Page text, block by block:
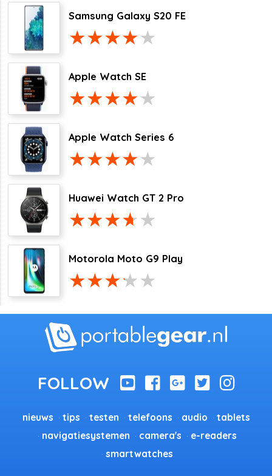
Samsung Galaxy S20 FE
Apple Watch SE
Apple Watch Series 6
Huawei Watch GT 2 Pro
Motorola Moto G9 Play
nieuws tips testen telefoons audio
tablets
navigatiesystemen
camera's
e-readers
smartwatches